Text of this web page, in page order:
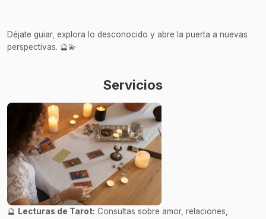
Déjate guiar, explora lo desconocido y abre la puerta a nuevas
perspectivas. 🔮💫
Servicios
🔮 Lecturas de Tarot: Consultas sobre amor, relaciones,